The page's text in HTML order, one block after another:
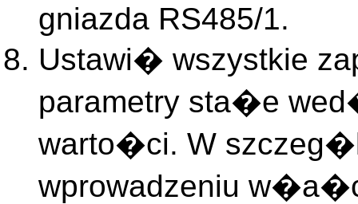
gniazda RS485/1.
Ustawi� wszystkie
parametry sta�e
warto�ci. W
wprowadzeniu